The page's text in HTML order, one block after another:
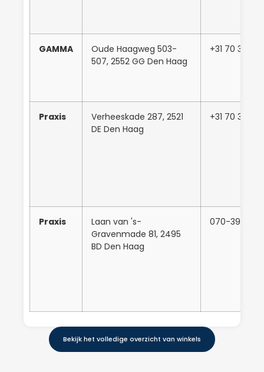
GAMMA
Oude Haagweg 503-
507, 2552 GG Den Haag
+31 70 325
Praxis
Verheeskade 287, 2521
DE Den Haag
+31 70 381
Praxis
Laan van 's-
Gravenmade 81, 2495
BD Den Haag
070-
Bekijk het volledige overzicht van winkels